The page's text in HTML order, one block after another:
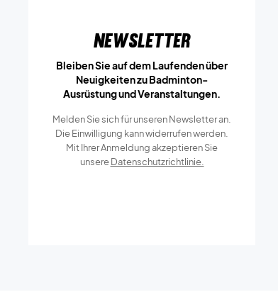
Newsletter
Bleiben Sie auf dem Laufenden über
Neuigkeiten zu Badminton-
Ausrüstung und Veranstaltungen.
Melden Sie sich für unseren Newsletter an.
Die Einwilligung kann widerrufen werden.
Mit Ihrer Anmeldung akzeptieren Sie
unsereDatenschutzrichtlinie.